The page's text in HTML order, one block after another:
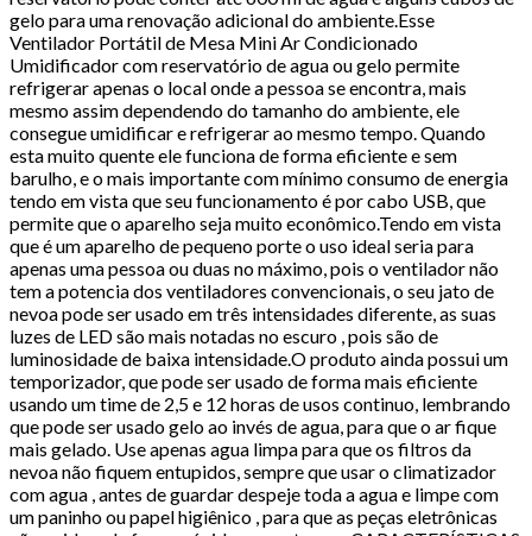
gelo para uma renovação adicional do ambiente.Esse
Ventilador Portátil de Mesa Mini Ar Condicionado
Umidificador com reservatório de agua ou gelo permite
refrigerar apenas o local onde a pessoa se encontra, mais
mesmo assim dependendo do tamanho do ambiente, ele
consegue umidificar e refrigerar ao mesmo tempo. Quando
esta muito quente ele funciona de forma eficiente e sem
barulho, e o mais importante com mínimo consumo de energia
tendo em vista que seu funcionamento é por cabo USB, que
permite que o aparelho seja muito econômico.Tendo em vista
que é um aparelho de pequeno porte o uso ideal seria para
apenas uma pessoa ou duas no máximo, pois o ventilador não
tem a potencia dos ventiladores convencionais, o seu jato de
nevoa pode ser usado em três intensidades diferente, as suas
luzes de LED são mais notadas no escuro , pois são de
luminosidade de baixa intensidade.O produto ainda possui um
temporizador, que pode ser usado de forma mais eficiente
usando um time de 2,5 e 12 horas de usos continuo, lembrando
que pode ser usado gelo ao invés de agua, para que o ar fique
mais gelado. Use apenas agua limpa para que os filtros da
nevoa não fiquem entupidos, sempre que usar o climatizador
com agua , antes de guardar despeje toda a agua e limpe com
um paninho ou papel higiênico , para que as peças eletrônicas